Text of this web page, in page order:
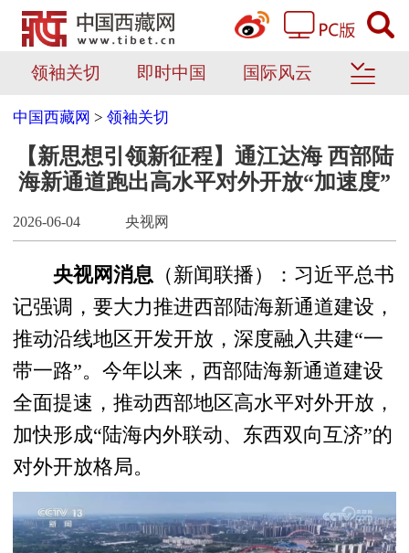
领袖关切 即时中国 国际风云
中国西藏网 >领袖关切
【新思想引领新征程】通江达海 西部陆
海新通道跑出高水平对外开放“加速度”
2026-06-04 央视网
央视网消息 （新闻联播）：习近平总书
记强调，要大力推进西部陆海新通道建设，
推动沿线地区开发开放，深度融入共建“一
带一路”。今年以来，西部陆海新通道建设
全面提速，推动西部地区高水平对外开放，
加快形成“陆海内外联动、东西双向互济”的
对外开放格局。